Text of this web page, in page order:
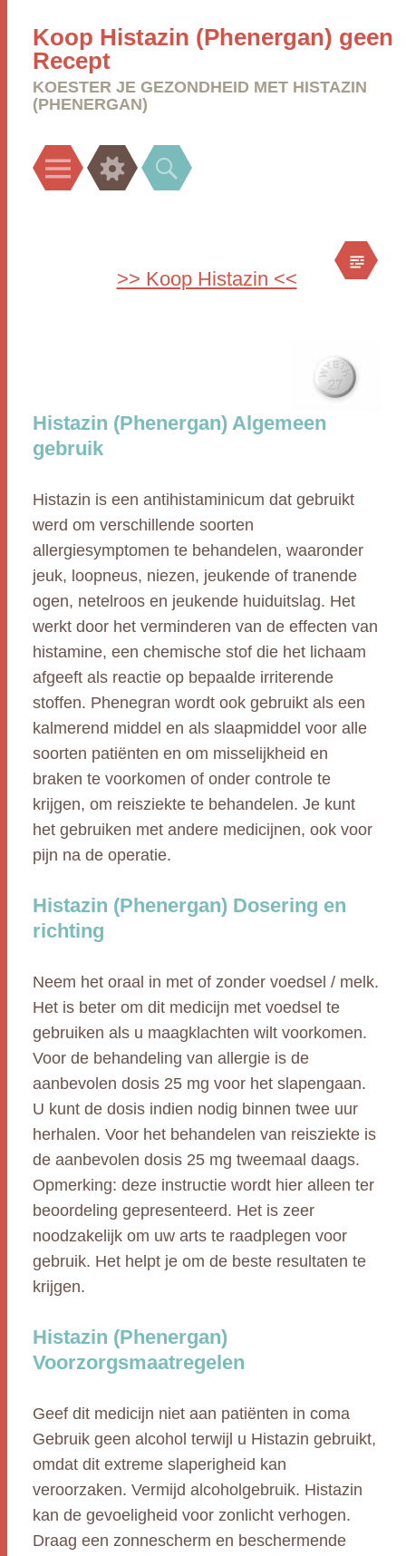
Koop Histazin (Phenergan) geen
Recept
KOESTER JE GEZONDHEID MET HISTAZIN
(PHENERGAN)
Menu Widgets Search
>> Koop Histazin <<
Histazin (Phenergan) Algemeen
gebruik
Histazin is een antihistaminicum dat gebruikt
werd om verschillende soorten
allergiesymptomen te behandelen, waaronder
jeuk, loopneus, niezen, jeukende of tranende
ogen, netelroos en jeukende huiduitslag. Het
werkt door het verminderen van de effecten van
histamine, een chemische stof die het lichaam
afgeeft als reactie op bepaalde irriterende
stoffen. Phenegran wordt ook gebruikt als een
kalmerend middel en als slaapmiddel voor alle
soorten patiënten en om misselijkheid en
braken te voorkomen of onder controle te
krijgen, om reisziekte te behandelen. Je kunt
het gebruiken met andere medicijnen, ook voor
pijn na de operatie.
Histazin (Phenergan) Dosering en
richting
Neem het oraal in met of zonder voedsel / melk.
Het is beter om dit medicijn met voedsel te
gebruiken als u maagklachten wilt voorkomen.
Voor de behandeling van allergie is de
aanbevolen dosis 25 mg voor het slapengaan.
U kunt de dosis indien nodig binnen twee uur
herhalen. Voor het behandelen van reisziekte is
de aanbevolen dosis 25 mg tweemaal daags.
Opmerking: deze instructie wordt hier alleen ter
beoordeling gepresenteerd. Het is zeer
noodzakelijk om uw arts te raadplegen voor
gebruik. Het helpt je om de beste resultaten te
krijgen.
Histazin (Phenergan)
Voorzorgsmaatregelen
Geef dit medicijn niet aan patiënten in coma
Gebruik geen alcohol terwijl u Histazin gebruikt,
omdat dit extreme slaperigheid kan
veroorzaken. Vermijd alcoholgebruik. Histazin
kan de gevoeligheid voor zonlicht verhogen.
Draag een zonnescherm en beschermende